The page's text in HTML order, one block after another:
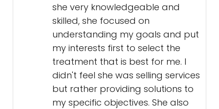
she very knowledgeable and
skilled, she focused on
understanding my goals and put
my interests first to select the
treatment that is best for me. I
didn't feel she was selling services
but rather providing solutions to
my specific objectives. She also